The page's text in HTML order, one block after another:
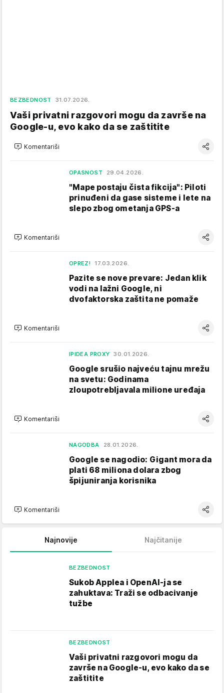
BEZBEDNOST 31.07.2026.
Vaši privatni razgovori mogu da završe na
Google-u, evo kako da se zaštitite
Komentariši
OPASNOST 29.04.2026.
"Mape postaju čista fikcija": Piloti
prinuđeni da gase sisteme i lete na
slepo zbog ometanja GPS-a
Komentariši
OPREZ! 17.03.2026.
Pazite se nove prevare: Jedan klik
vodi na lažni Google, ni
dvofaktorska zaštita ne pomaže
Komentariši
IPIDEA PROXY 30.01.2026.
Google srušio najveću tajnu mrežu
na svetu: Godinama
zloupotrebljavala milione uređaja
Komentariši
NAGODBA 28.01.2026.
Google se nagodio: Gigant mora da
plati 68 miliona dolara zbog
špijuniranja korisnika
Komentariši
Najnovije Najčitanije
BEZBEDNOST
Sukob Applea i OpenAI-ja se
zahuktava: Traži se odbacivanje
tužbe
BEZBEDNOST
Vaši privatni razgovori mogu da
završe na Google-u, evo kako da se
zaštitite